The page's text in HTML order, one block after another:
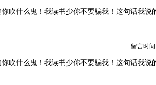
吹什么鬼！我读书少你不要骗我！这句话我说
留言时间
吹什么鬼！我读书少你不要骗我！这句话我说